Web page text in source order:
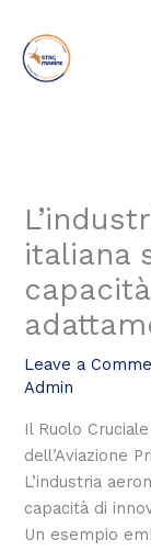
content
italiana
Leave a
Admin
Il Ruolo
dell’Aviazione
L’industria
capacità di
Un esempio